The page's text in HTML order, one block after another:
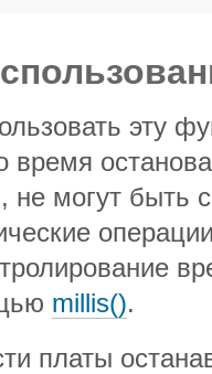
эту
время
не могут быть
millis().
платы